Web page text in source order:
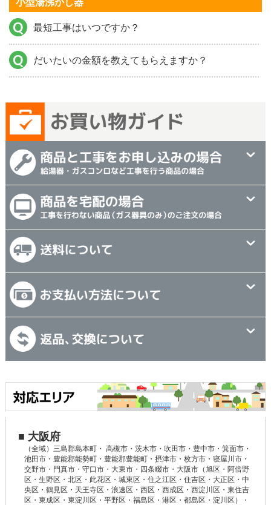
小型湯沸かし器
最短工事はいつですか？
だいたいの金額を教えてもらえますか？
■ 大阪府
（全域）三島郡島本町・ 高槻市・茨木市・吹田市・豊中市・箕面市・
池田市・豊能郡能勢町・豊能郡豊能町・摂津市・枚方市・寝屋川市・
交野市・門真市・守口市・大東市・四条畷市・大阪市（旭区・阿倍野
区・生野区・北区・此花区・城東区・住之江区・住吉区・大正区・中
央区・鶴見区・天王寺区・浪速区・西区・西成区・西淀川区・東住吉
区・東成区・東淀川区・平野区・福島区・港区・都島区・淀川区）・